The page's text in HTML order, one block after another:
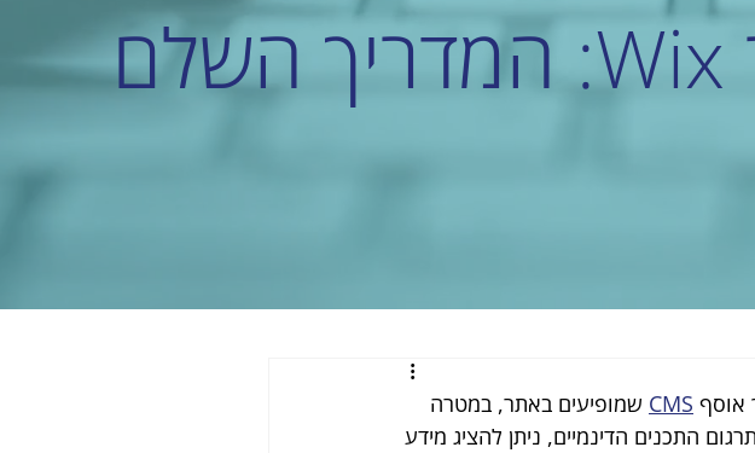
תרגום תוכן מ CMS באתר Wix: המדריך השלם
אוסף CMS שמופיעים באתר, במטרה
התכנים הדינמיים, ניתן להציג מידע